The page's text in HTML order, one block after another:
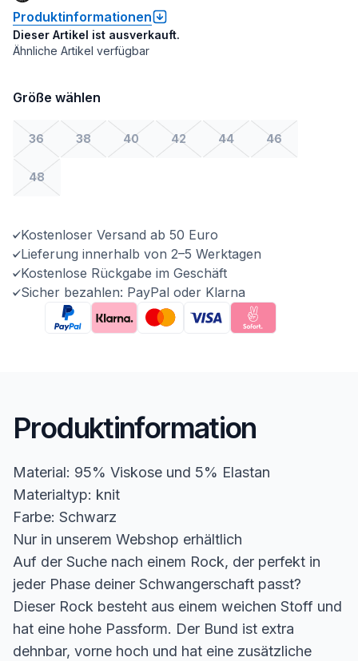
Produktinformationen
Dieser Artikel ist ausverkauft.
Ähnliche Artikel verfügbar
Größe wählen
36 38 40 42 44 46
48
Kostenloser Versand ab 50 Euro
Lieferung innerhalb von 2–5 Werktagen
Kostenlose Rückgabe im Geschäft
Sicher bezahlen: PayPal oder Klarna
Produktinformation
Material: 95% Viskose und 5% Elastan
Materialtyp: knit
Farbe: Schwarz
Nur in unserem Webshop erhältlich
Auf der Suche nach einem Rock, der perfekt in
jeder Phase deiner Schwangerschaft passt?
Dieser Rock besteht aus einem weichen Stoff und
hat eine hohe Passform. Der Bund ist extra
dehnbar, vorne hoch und hat eine zusätzliche